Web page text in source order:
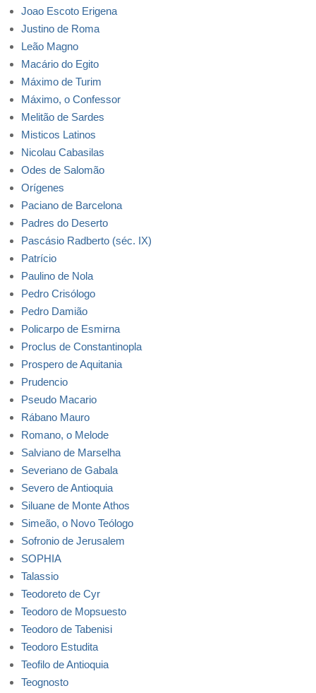
Joao Escoto Erigena
Justino de Roma
Leão Magno
Macário do Egito
Máximo de Turim
Máximo, o Confessor
Melitão de Sardes
Misticos Latinos
Nicolau Cabasilas
Odes de Salomão
Orígenes
Paciano de Barcelona
Padres do Deserto
Pascásio Radberto (séc. IX)
Patrício
Paulino de Nola
Pedro Crisólogo
Pedro Damião
Policarpo de Esmirna
Proclus de Constantinopla
Prospero de Aquitania
Prudencio
Pseudo Macario
Rábano Mauro
Romano, o Melode
Salviano de Marselha
Severiano de Gabala
Severo de Antioquia
Siluane de Monte Athos
Simeão, o Novo Teólogo
Sofronio de Jerusalem
SOPHIA
Talassio
Teodoreto de Cyr
Teodoro de Mopsuesto
Teodoro de Tabenisi
Teodoro Estudita
Teofilo de Antioquia
Teognosto